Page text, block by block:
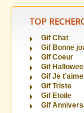
TOP
Gif Chat
Gif Bonne
Gif Coeur
Gif
Gif Je t'aime
Gif Triste
Gif Etoile
Gif